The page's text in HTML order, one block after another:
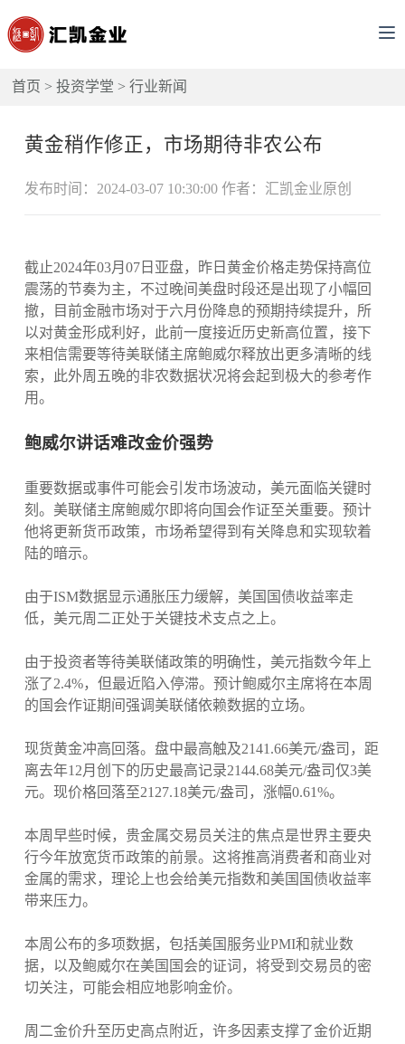
首页 >投资学堂 >行业新闻
黄金稍作修正，市场期待非农公布
发布时间：2024-03-07 10:30:00 作者：汇凯金业原创
截止2024年03月07日亚盘，昨日黄金价格走势保持高位
震荡的节奏为主，不过晚间美盘时段还是出现了小幅回
撤，目前金融市场对于六月份降息的预期持续提升，所
以对黄金形成利好，此前一度接近历史新高位置，接下
来相信需要等待美联储主席鲍威尔释放出更多清晰的线
索，此外周五晚的非农数据状况将会起到极大的参考作
用。
鲍威尔讲话难改金价强势
重要数据或事件可能会引发市场波动，美元面临关键时
刻。美联储主席鲍威尔即将向国会作证至关重要。预计
他将更新货币政策，市场希望得到有关降息和实现软着
陆的暗示。
由于ISM数据显示通胀压力缓解，美国国债收益率走
低，美元周二正处于关键技术支点之上。
由于投资者等待美联储政策的明确性，美元指数今年上
涨了2.4%，但最近陷入停滞。预计鲍威尔主席将在本周
的国会作证期间强调美联储依赖数据的立场。
现货黄金冲高回落。盘中最高触及2141.66美元/盎司，距
离去年12月创下的历史最高记录2144.68美元/盎司仅3美
元。现价格回落至2127.18美元/盎司，涨幅0.61%。
本周早些时候，贵金属交易员关注的焦点是世界主要央
行今年放宽货币政策的前景。这将推高消费者和商业对
金属的需求，理论上也会给美元指数和美国国债收益率
带来压力。
本周公布的多项数据，包括美国服务业PMI和就业数
据，以及鲍威尔在美国国会的证词，将受到交易员的密
切关注，可能会相应地影响金价。
周二金价升至历史高点附近，许多因素支撑了金价近期